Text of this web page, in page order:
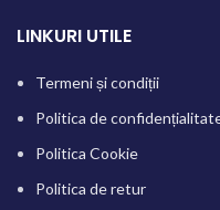
LINKURI UTILE
Termeni și condiții
Politica de
Politica Cookie
Politica de retur